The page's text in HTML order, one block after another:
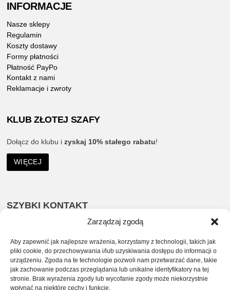
Zarządzaj zgodą
Aby zapewnić jak najlepsze wrażenia, korzystamy z technologii, takich jak
pliki cookie, do przechowywania i/lub uzyskiwania dostępu do informacji o
urządzeniu. Zgoda na te technologie pozwoli nam przetwarzać dane, takie
jak zachowanie podczas przeglądania lub unikalne identyfikatory na tej
stronie. Brak wyrażenia zgody lub wycofanie zgody może niekorzystnie
wpłynąć na niektóre cechy i funkcje.
INFORMACJE
Nasze sklepy
Regulamin
Koszty dostawy
Formy płatności
Płatność PayPo
Kontakt z nami
Reklamacje i zwroty
KLUB ZŁOTEJ SZAFY
Dołącz do klubu i zyskaj 10% stałego rabatu!
WIĘCEJ
SZYBKI KONTAKT
sklep@zlotaszafa.pl
SOCIAL MEDIA